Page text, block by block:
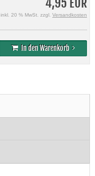
inkl. 20 % MwSt. zzgl. Versandkosten
In den Warenkorb